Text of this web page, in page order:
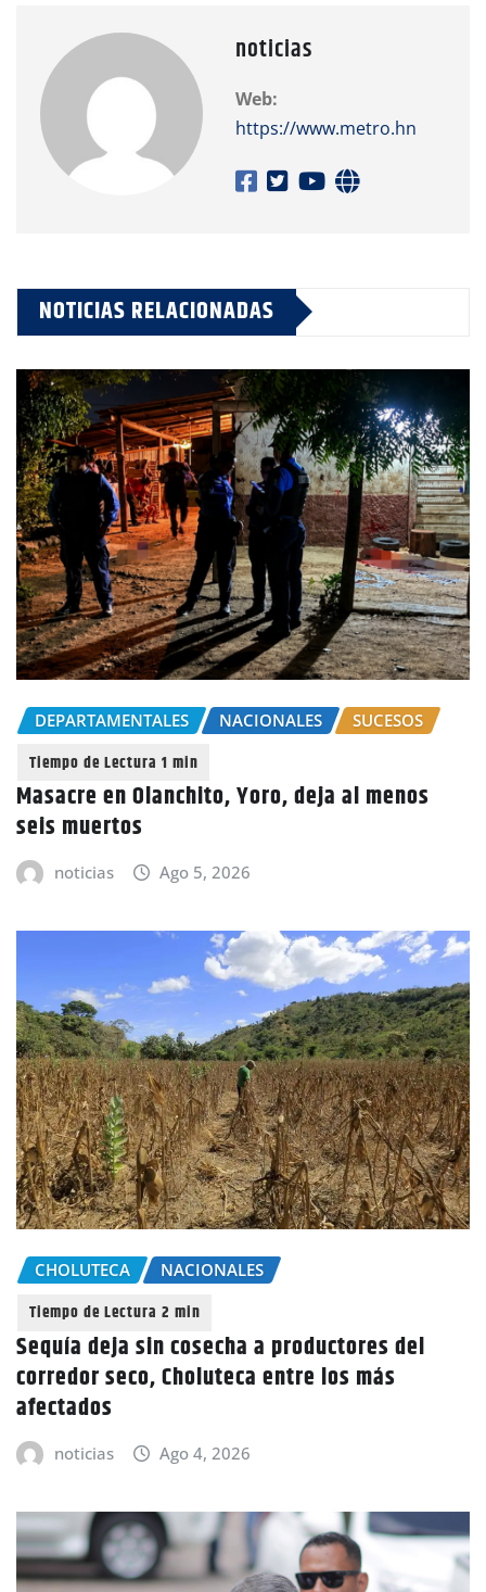
noticias
Web:
https://www.metro.hn
NOTICIAS RELACIONADAS
DEPARTAMENTALES NACIONALES SUCESOS
Masacre en Olanchito, Yoro, deja al menos
seis muertos
noticias Ago 5, 2026
CHOLUTECA NACIONALES
Sequía deja sin cosecha a productores del
corredor seco, Choluteca entre los más
afectados
noticias Ago 4, 2026